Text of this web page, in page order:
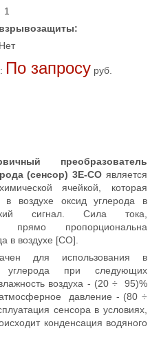
1
Нет
По запросу руб.
преобразователь
(сенсор) 3E-CO является
ячейкой, которая
в воздухе оксид углерода в
сигнал. Сила тока,
прямо пропорциональна
в воздухе [СО].
для использования в
при следующих
воздуха - (20 ÷ 95)%
давление - (80 ÷
сенсора в условиях,
конденсация водяного